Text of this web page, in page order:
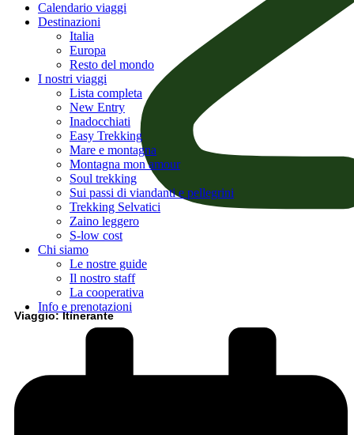
Calendario viaggi
Destinazioni
Italia
Europa
Resto del mondo
I nostri viaggi
Lista completa
New Entry
Inadocchiati
Easy Trekking
Mare e montagna
Montagna mon amour
Soul trekking
Sui passi di viandanti e pellegrini
Trekking Selvatici
Zaino leggero
S-low cost
Chi siamo
Le nostre guide
Il nostro staff
La cooperativa
Info e prenotazioni
Viaggio: Itinerante